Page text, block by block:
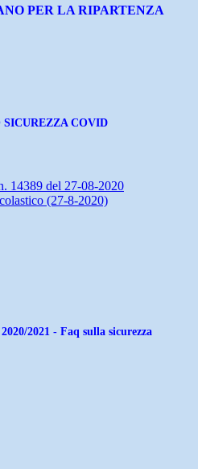
PER LA RIPARTENZA
COVID
14389 del 27-08-2020
(27-8-2020)
2021 - Faq sulla sicurezza